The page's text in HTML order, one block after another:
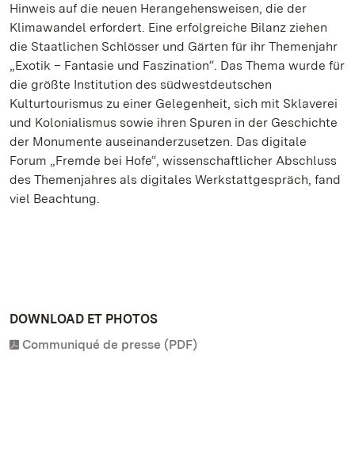
Hinweis auf die neuen Herangehensweisen, die der
Klimawandel erfordert. Eine erfolgreiche Bilanz ziehen
die Staatlichen Schlösser und Gärten für ihr Themenjahr
„Exotik – Fantasie und Faszination“. Das Thema wurde für
die größte Institution des südwestdeutschen
Kulturtourismus zu einer Gelegenheit, sich mit Sklaverei
und Kolonialismus sowie ihren Spuren in der Geschichte
der Monumente auseinanderzusetzen. Das digitale
Forum „Fremde bei Hofe“, wissenschaftlicher Abschluss
des Themenjahres als digitales Werkstattgespräch, fand
viel Beachtung.
DOWNLOAD ET PHOTOS
Communiqué de presse (PDF)